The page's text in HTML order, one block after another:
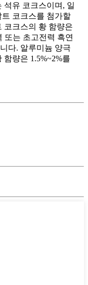
석유 코크스이며, 일
코크스를 첨가할
코크스의 황 함량은
또는 초고전력 흑연
다. 알루미늄 양극
량은 1.5%~2%를